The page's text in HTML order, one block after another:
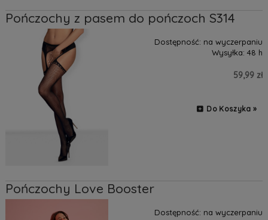
Pończochy z pasem do pończoch S314
Dostępność: na wyczerpaniu
Wysyłka: 48 h
59,99 zł
Do Koszyka »
Pończochy Love Booster
Dostępność: na wyczerpaniu